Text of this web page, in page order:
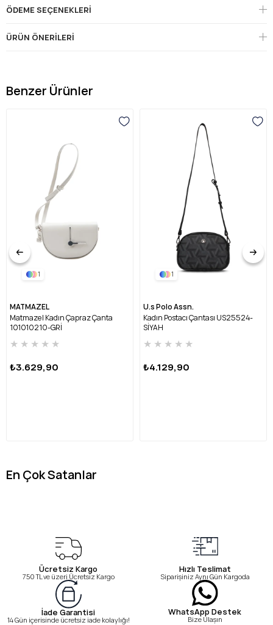
ÖDEME SEÇENEKLERI
ÜRÜN ÖNERILERI
Benzer Ürünler
1
MATMAZEL
Matmazel Kadın Çapraz Çanta
101010210-GRİ
★ ★ ★ ★ ★
₺3.629,90
1
U.s Polo Assn.
Kadın Postacı Çantası US25524-
SİYAH
★ ★ ★ ★ ★
₺4.129,90
En Çok Satanlar
Ücretsiz Kargo
750 TL ve üzeri Ücretsiz Kargo
Hızlı Teslimat
Siparişiniz Aynı Gün Kargoda
İade Garantisi
14 Gün içerisinde ücretsiz iade kolaylığı!
WhatsApp Destek
Bize Ulaşın